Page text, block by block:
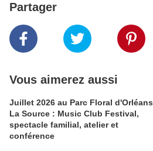
Partager
Vous aimerez aussi
Juillet 2026 au Parc Floral d'Orléans
La Source : Music Club Festival,
spectacle familial, atelier et
conférence